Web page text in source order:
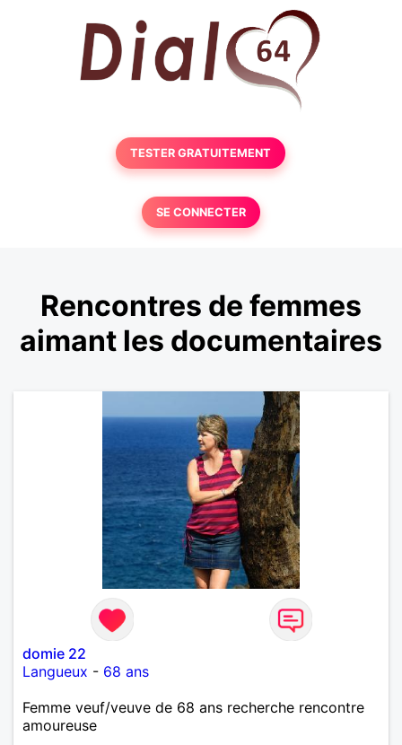
TESTER GRATUITEMENT
SE CONNECTER
Rencontres de femmes
aimant les documentaires
domie 22
Langueux - 68 ans
Femme veuf/veuve de 68 ans recherche rencontre
amoureuse